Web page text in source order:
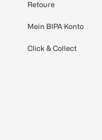
Retoure
Mein BIPA Konto
Click & Collect